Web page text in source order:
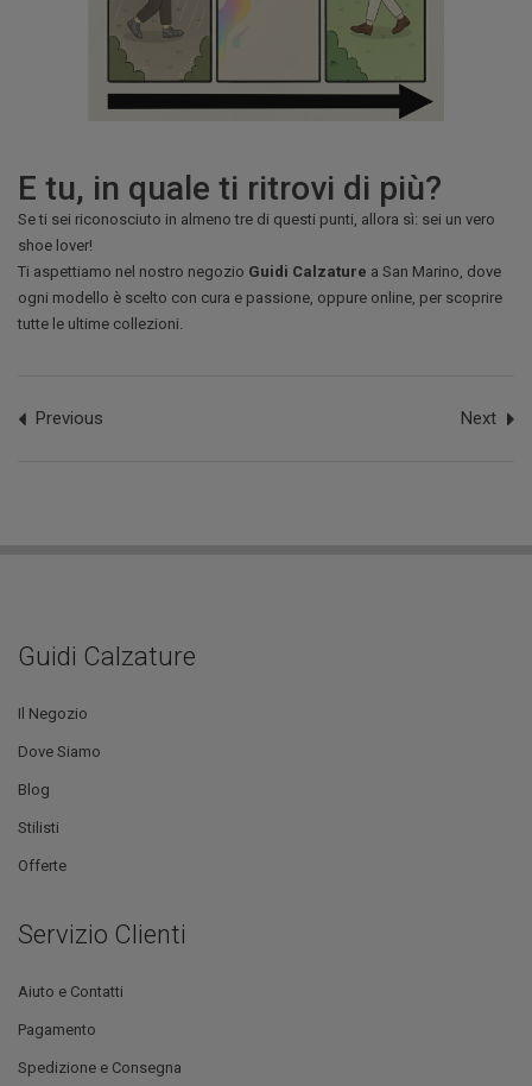
E tu, in quale ti ritrovi di più?
Se ti sei riconosciuto in almeno tre di questi punti, allora sì: sei un vero
shoe lover!
Ti aspettiamo nel nostro negozio Guidi Calzature a San Marino, dove
ogni modello è scelto con cura e passione, oppure online, per scoprire
tutte le ultime collezioni.
Previous Next
Guidi Calzature
Il Negozio
Dove Siamo
Blog
Stilisti
Offerte
Servizio Clienti
Aiuto e Contatti
Pagamento
Spedizione e Consegna